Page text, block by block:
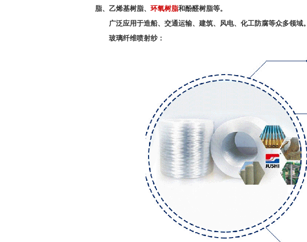
脂、乙烯基树脂、 环氧树脂和酚醛树脂等。
广泛应用于造船、交通运输、建筑、风电、化工防腐等众多领域。
玻璃纤维喷射纱：